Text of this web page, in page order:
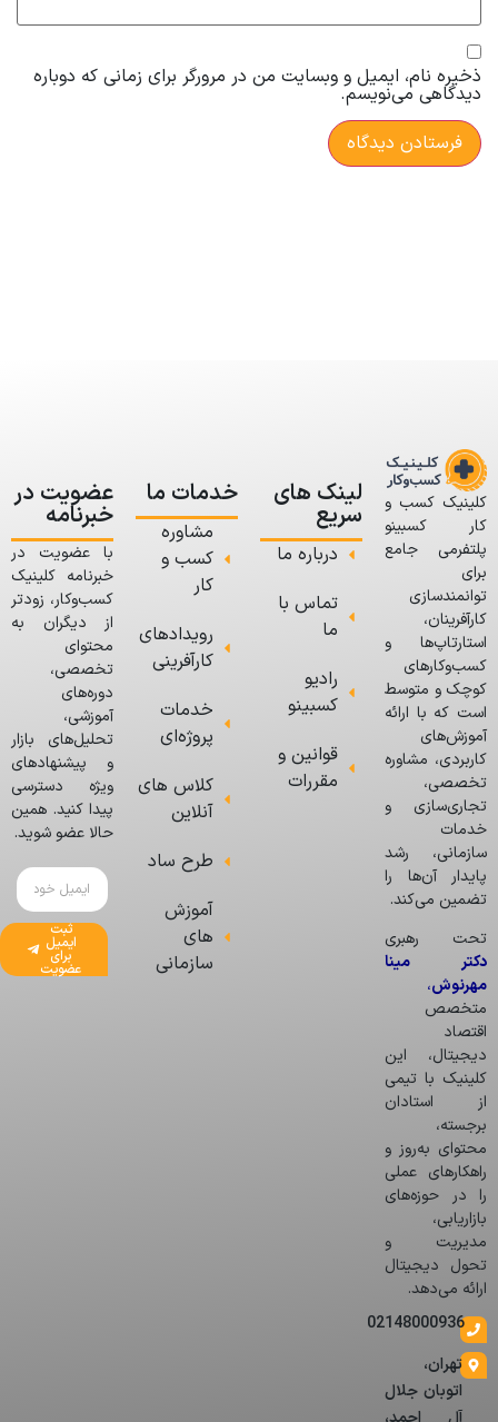
ذخیره نام، ایمیل و وبسایت من در مرورگر برای زمانی که دوباره
دیدگاهی می‌نویسم.
کلینیک کسب و
کار کسبینو
پلتفرمی جامع
برای
توانمندسازی
کارآفرینان،
استارتاپ‌ها و
کسب‌وکارهای
کوچک و متوسط
است که با ارائه
آموزش‌های
کاربردی، مشاوره
تخصصی،
تجاری‌سازی و
خدمات
سازمانی، رشد
پایدار آن‌ها را
تضمین می‌کند.
تحت رهبری
دکتر مینا
مهرنوش،
متخصص
اقتصاد
دیجیتال، این
کلینیک با تیمی
از استادان
برجسته،
محتوای به‌روز و
راهکارهای عملی
را در حوزه‌های
بازاریابی،
مدیریت و
تحول دیجیتال
ارائه می‌دهد.
02148000936
تهران،
اتوبان جلال
لینک های
سریع
درباره ما
تماس با
ما
رادیو
کسبینو
قوانین و
مقررات
خدمات ما
مشاوره
کسب و
کار
رویدادهای
کارآفرینی
خدمات
پروژه‌ای
کلاس های
آنلاین
طرح ساد
آموزش
های
سازمانی
عضویت در
خبرنامه
با عضویت در
خبرنامه کلینیک
کسب‌وکار، زودتر
از دیگران به
محتوای
تخصصی،
دوره‌های
آموزشی،
تحلیل‌های بازار
و پیشنهادهای
ویژه دسترسی
پیدا کنید. همین
حالا عضو شوید.
ثبت
ایمیل
برای
عضویت